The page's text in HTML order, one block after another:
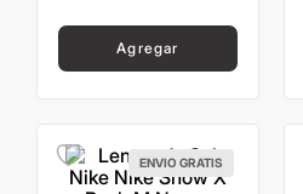
Agregar
ENVIO GRATIS